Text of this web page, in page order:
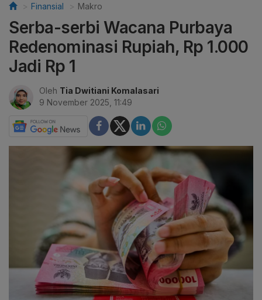
Finansial Makro
Serba-serbi Wacana Purbaya
Redenominasi Rupiah, Rp 1.000
Jadi Rp 1
Oleh Tia Dwitiani Komalasari
9 November 2025, 11:49